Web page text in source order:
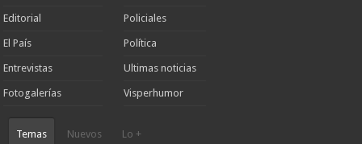
Editorial
El País
Entrevistas
Fotogalerías
Policiales
Política
Ultimas noticias
Visperhumor
Temas Nuevos Lo +